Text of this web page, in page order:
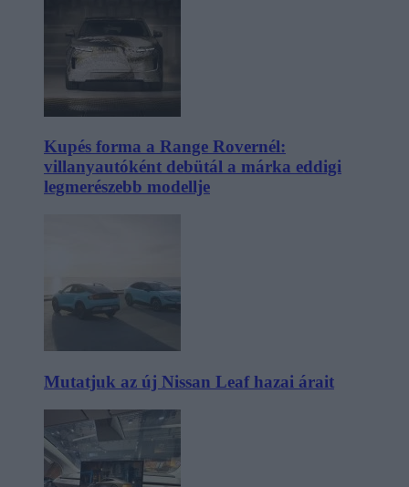
Kupés forma a Range Rovernél:
villanyautóként debütál a márka eddigi
legmerészebb modellje
Mutatjuk az új Nissan Leaf hazai árait